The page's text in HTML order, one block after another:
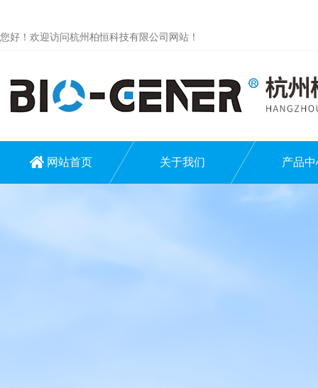
您好！欢迎访问杭州柏恒科技有限公司网站！
网站首页 关于我们 产品中